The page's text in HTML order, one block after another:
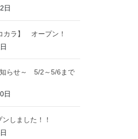
日
ラ】 オープン！
知らせ～ 5/2～5/6まで
日
しました！！